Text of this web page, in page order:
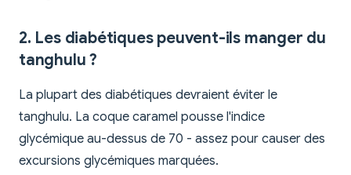
2. Les diabétiques peuvent-ils manger du
tanghulu ?
La plupart des diabétiques devraient éviter le
tanghulu. La coque caramel pousse l'indice
glycémique au-dessus de 70 - assez pour causer des
excursions glycémiques marquées.